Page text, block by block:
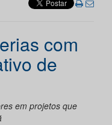
com
de
em projetos que